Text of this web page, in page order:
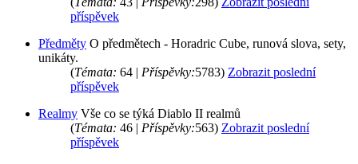
příspěvek
Předměty O předmětech - Horadric Cube, runová slova, sety,
unikáty.
(Témata: 64 | Příspěvky:5783) Zobrazit poslední
příspěvek
Realmy Vše co se týká Diablo II realmů
(Témata: 46 | Příspěvky:563) Zobrazit poslední
příspěvek